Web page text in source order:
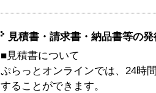
見積書・請求書・納品書等の
■見積書について
ぷらっとオンラインでは、24時
することができます。